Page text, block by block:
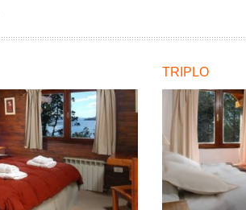
TRIPLO